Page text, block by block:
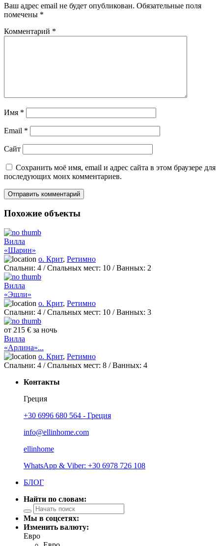
Ваш адрес email не будет опубликован. Обязательные поля
помечены *
Комментарий *
Имя *
Email *
Сайт
Сохранить моё имя, email и адрес сайта в этом браузере для
последующих моих комментариев.
Похожие объекты
Вилла
«Шарин»
о. Крит, Ретимно
Спальни: 4 / Спальных мест: 10 /Ванных: 2
Вилла
«Эшли»
о. Крит, Ретимно
Спальни: 4 / Спальных мест: 10 /Ванных: 3
от 215 € за ночь
Вилла
«Арлина»...
о. Крит, Ретимно
Спальни: 4 / Спальных мест: 8 /Ванных: 4
Контакты
Греция
+30 6996 680 564 - Греция
info@ellinhome.com
ellinhome
WhatsApp & Viber: +30 6978 726 108
БЛОГ
Найти по словам:
Мы в соцсетях:
Изменить валюту:
Евро